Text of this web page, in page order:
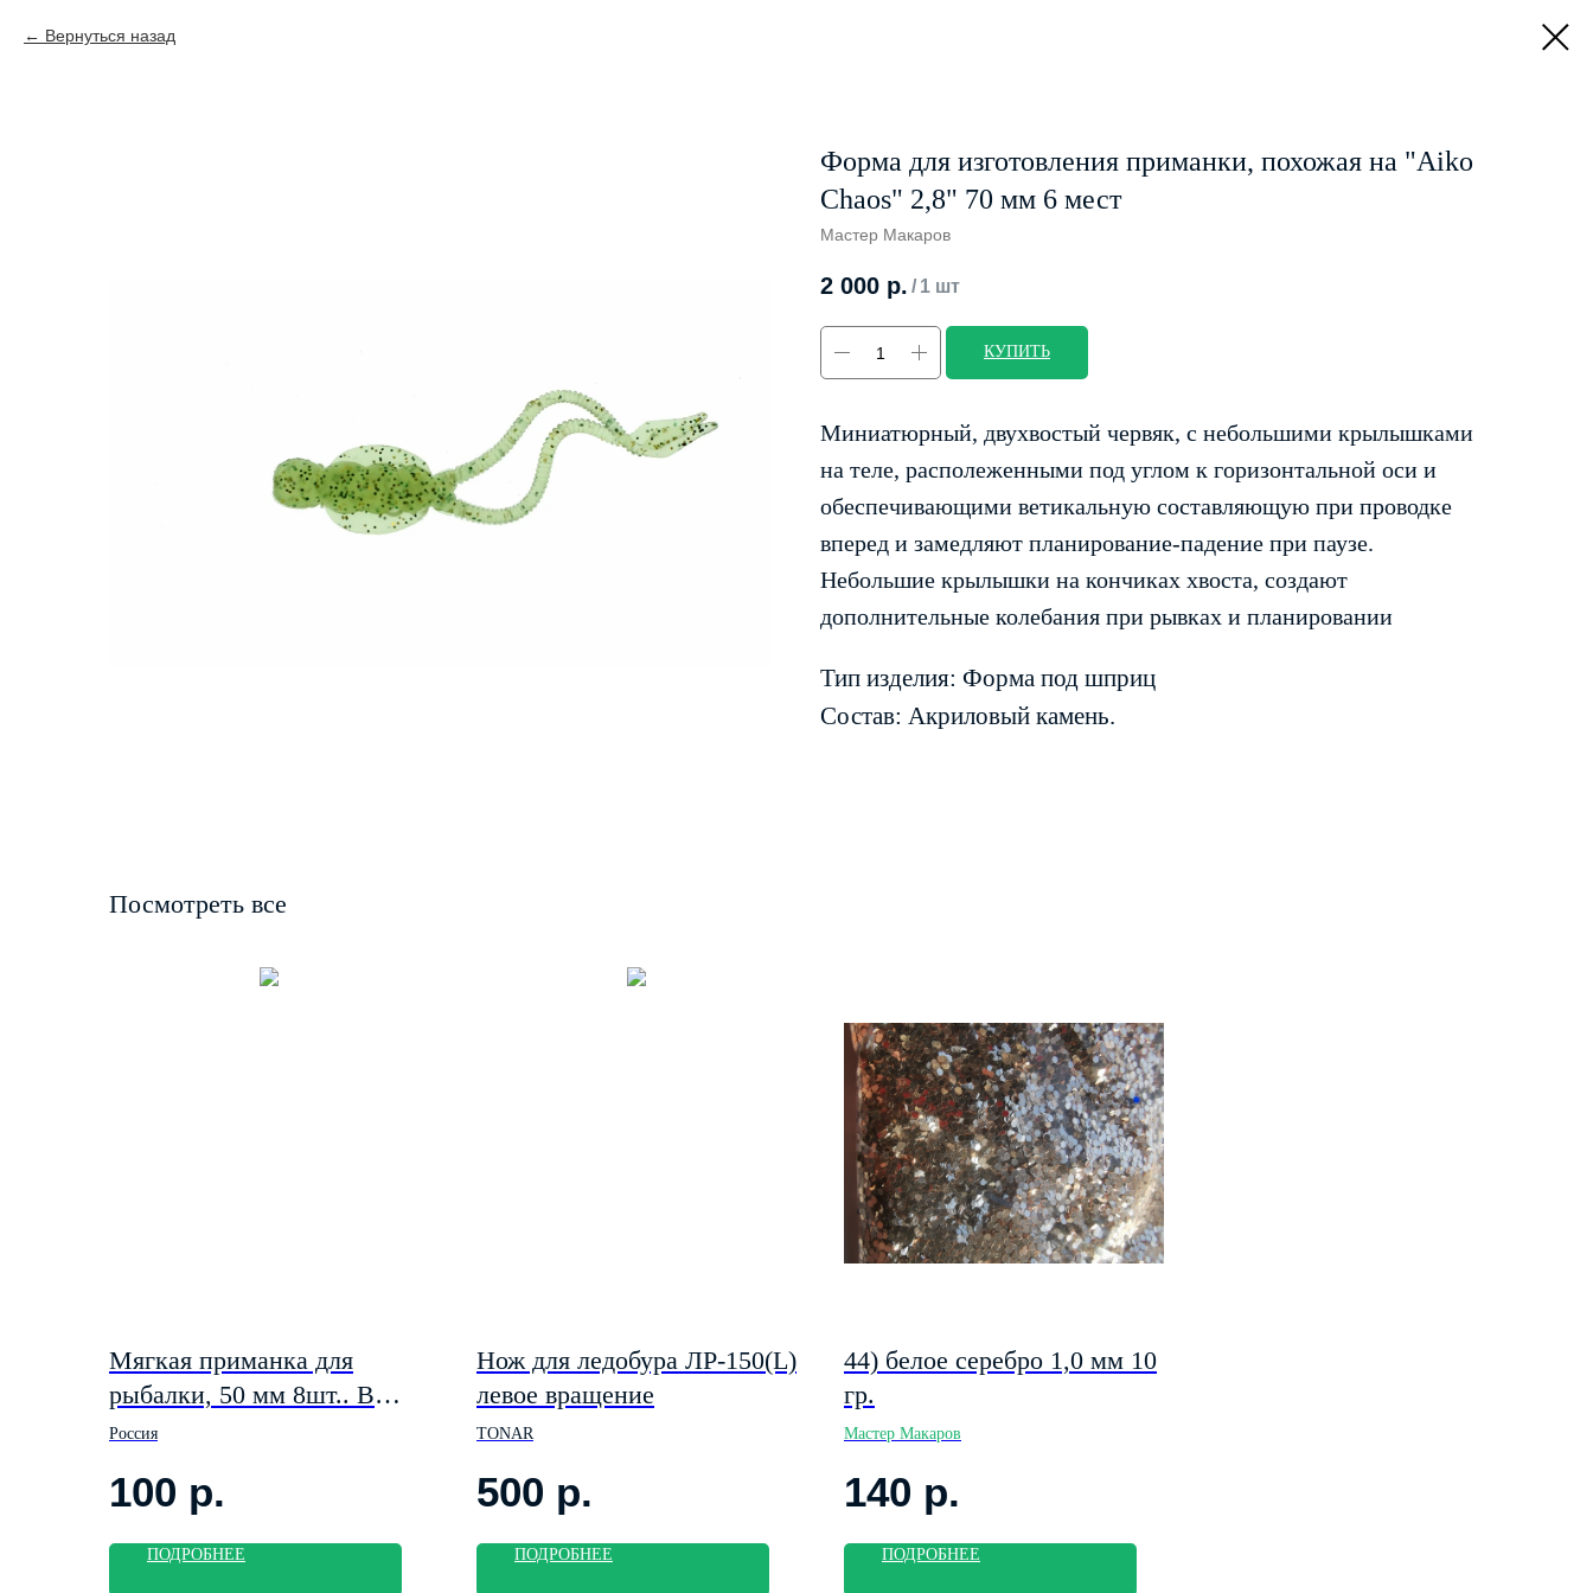
Вернуться назад
Форма для изготовления приманки, похожая на "Aiko
Chaos" 2,8" 70 мм 6 мест
Мастер Макаров
2 000 р. / 1 шт
КУПИТЬ
Миниатюрный, двухвостый червяк, с небольшими крылышками
на теле, располеженными под углом к горизонтальной оси и
обеспечивающими ветикальную составляющую при проводке
вперед и замедляют планирование-падение при паузе.
Небольшие крылышки на кончиках хвоста, создают
дополнительные колебания при рывках и планировании
Тип изделия: Форма под шприц
Состав: Акриловый камень.
Посмотреть все
Мягкая приманка для
рыбалки, 50 мм 8шт.. В
аттрактанте "креветка" цвет
Россия
100 р.
ПОДРОБНЕЕ
Нож для ледобура ЛР-150(L)
левое вращение
TONAR
500 р.
ПОДРОБНЕЕ
44) белое серебро 1,0 мм 10
гр.
Мастер Макаров
140 р.
ПОДРОБНЕЕ